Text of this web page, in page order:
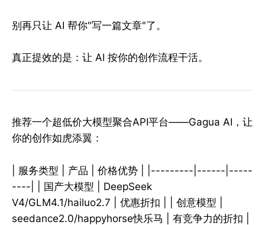
别再只让 AI 帮你"写一篇文章"了。
真正提效的是：让 AI 按你的创作流程干活。
推荐一个超低价大模型聚合API平台——Gagua AI，让
你的创作如虎添翼：
| 服务类型 | 产品 | 价格优势 | |---------|------|-----
----| | 国产大模型 | DeepSeek
V4/GLM4.1/hailuo2.7 | 优惠折扣 | | 创意模型 |
seedance2.0/happyhorse快乐马 | 有竞争力的折扣 |